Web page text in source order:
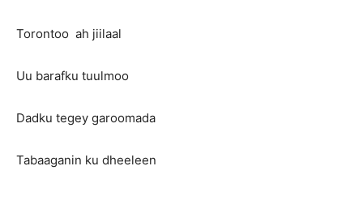
Torontoo ah jiilaal
Uu barafku tuulmoo
Dadku tegey garoomada
Tabaaganin ku dheeleen